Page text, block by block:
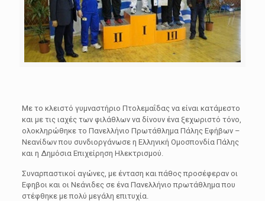
Με το κλειστό γυμναστήριο Πτολεμαΐδας να είναι κατάμεστο
και με τις ιαχές των φιλάθλων να δίνουν ένα ξεχωριστό τόνο,
ολοκληρώθηκε το Πανελλήνιο Πρωτάθλημα Πάλης Εφήβων –
Νεανίδων που συνδιοργάνωσε η Ελληνική Ομοσπονδία Πάλης
και η Δημόσια Επιχείρηση Ηλεκτρισμού.
Συναρπαστικοί αγώνες, με ένταση και πάθος προσέφεραν οι
Εφηβοι και οι Νεάνιδες σε ένα Πανελλήνιο πρωτάθλημα που
στέφθηκε με πολύ μεγάλη επιτυχία.